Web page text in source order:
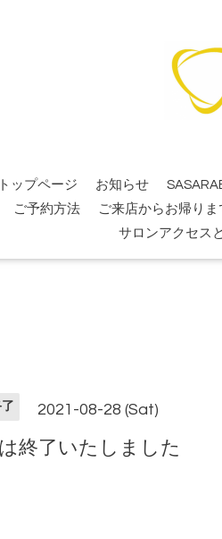
トップページ お知らせ
ご予約方法
ご来店からお帰りま
サロンアクセス
2021-08-28 (Sat)
終了いたしました